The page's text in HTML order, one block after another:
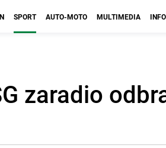
SPORT AUTO-MOTO MULTIMEDIA
zaradio